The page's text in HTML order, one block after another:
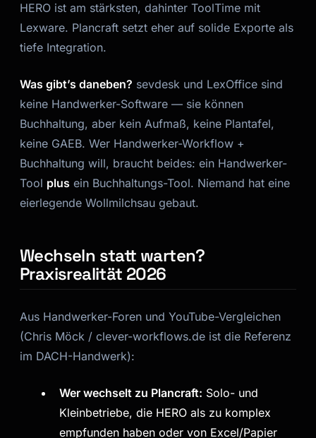
HERO ist am stärksten, dahinter ToolTime mit
Lexware. Plancraft setzt eher auf solide Exporte als
tiefe Integration.
Was gibt’s daneben? sevdesk und LexOffice sind
keine Handwerker-Software — sie können
Buchhaltung, aber kein Aufmaß, keine Plantafel,
keine GAEB. Wer Handwerker-Workflow +
Buchhaltung will, braucht beides: ein Handwerker-
Tool plus ein Buchhaltungs-Tool. Niemand hat eine
eierlegende Wollmilchsau gebaut.
Wechseln statt warten?
Praxisrealität 2026
Aus Handwerker-Foren und YouTube-Vergleichen
(Chris Möck / clever-workflows.de ist die Referenz
im DACH-Handwerk):
Wer wechselt zu Plancraft: Solo- und
Kleinbetriebe, die HERO als zu komplex
empfunden haben oder von Excel/Papier